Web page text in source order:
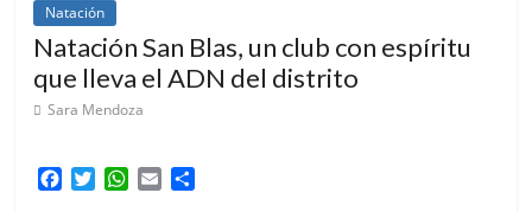
Natación
Natación San Blas, un club con espíritu
que lleva el ADN del distrito
Sara Mendoza
W